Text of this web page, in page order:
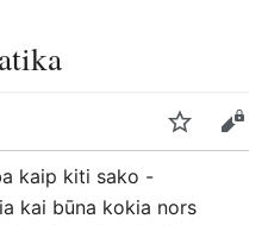
Stebėti
Keisti
kaip kiti sako -
kai būna kokia nors